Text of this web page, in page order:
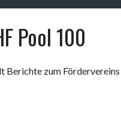
Pool 100
Berichte zum